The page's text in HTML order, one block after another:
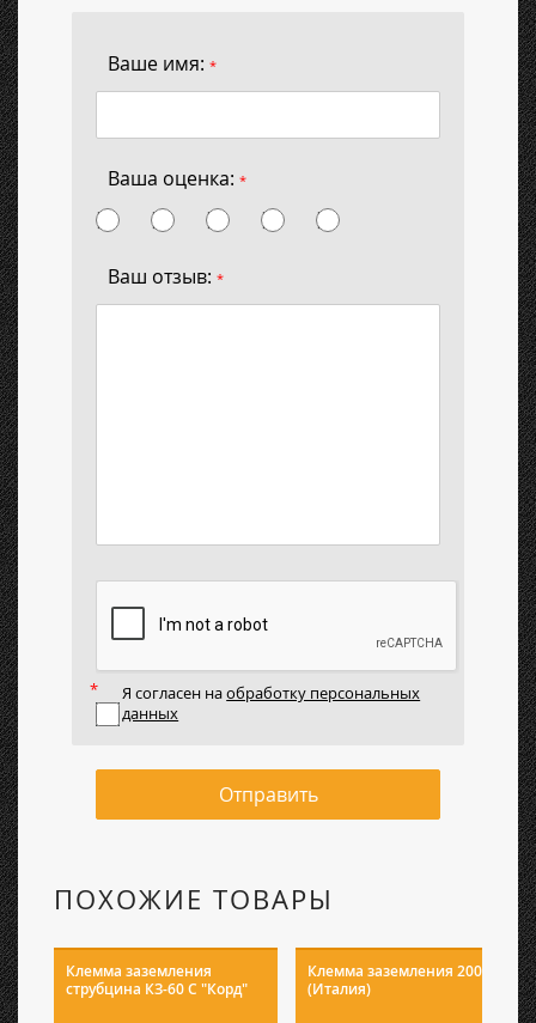
Ваше имя: *
Ваша оценка: *
Ваш отзыв: *
Я согласен наобработку персональных
данных
Отправить
ПОХОЖИЕ ТОВАРЫ
Клемма заземления
струбцина КЗ-60 С "Корд"
Клемма заземления 200А
(Италия)